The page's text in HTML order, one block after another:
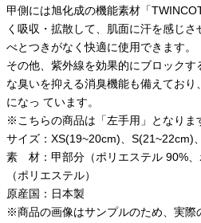
甲側には旭化成の機能素材「
く吸収・拡散して、肌面に汗を感じさ
べとつきがなく快適に使用できます。
その他、紫外線を効果的にブロック
な臭いを抑える消臭機能も備えており
になっ ています。
※こちらの商品は「左手用」となりま
サイズ：XS(19~20cm)、S(21~22cm)
素 材：甲部分（ポリエステル 90%
（ポリエステル）
原産国：日本製
※商品の画像はサンプルのため、実際